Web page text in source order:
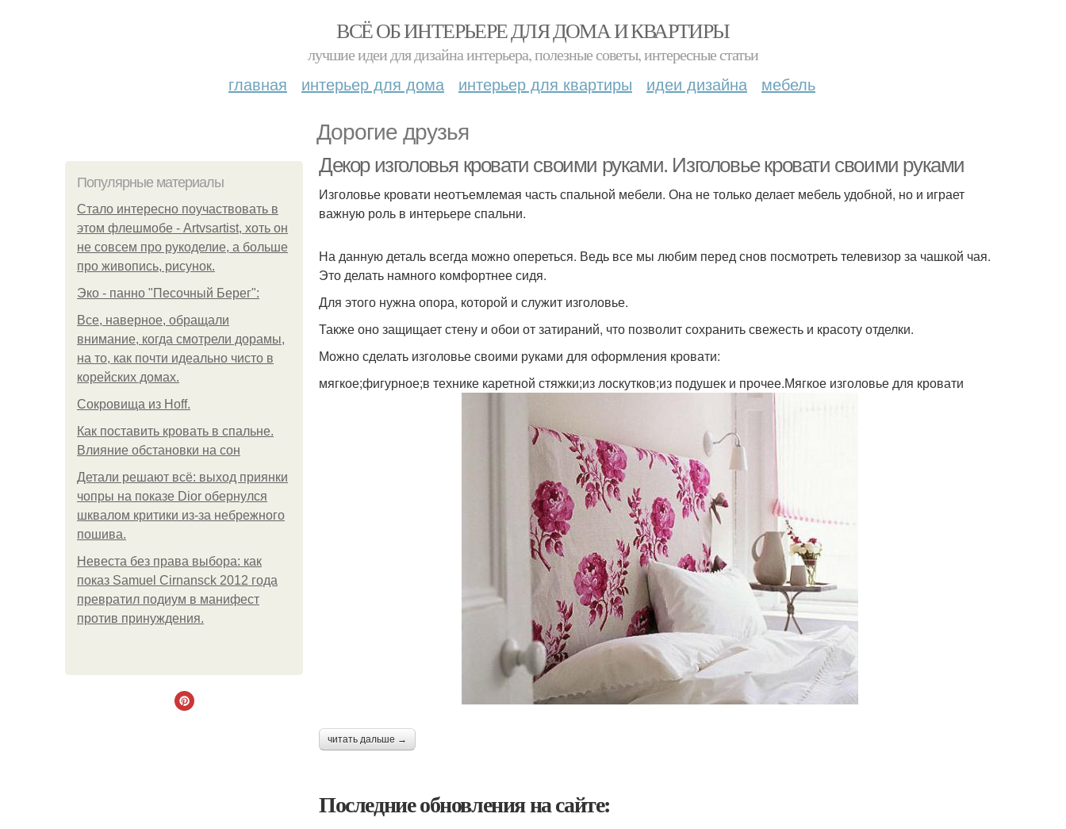
ВСЁ ОБ ИНТЕРЬЕРЕ ДЛЯ ДОМА И КВАРТИРЫ
лучшие идеи для дизайна интерьера, полезные советы, интересные статьи
главная интерьер для дома интерьер для квартиры идеи дизайна мебель
Дорогие друзья
Популярные материалы
Стало интересно поучаствовать в
этом флешмобе - Artvsartist, хоть он
не совсем про рукоделие, а больше
про живопись, рисунок.
Эко - панно "Песочный Берег":
Все, наверное, обращали
внимание, когда смотрели дорамы,
на то, как почти идеально чисто в
корейских домах.
Сокровища из Hoff.
Как поставить кровать в спальне.
Влияние обстановки на сон
Детали решают всё: выход приянки
чопры на показе Dior обернулся
шквалом критики из-за небрежного
пошива.
Невеста без права выбора: как
показ Samuel Cirnansck 2012 года
превратил подиум в манифест
против принуждения.
Декор изголовья кровати своими руками. Изголовье кровати своими руками
Изголовье кровати неотъемлемая часть спальной мебели. Она не только делает мебель удобной, но и играет
важную роль в интерьере спальни.
На данную деталь всегда можно опереться. Ведь все мы любим перед снов посмотреть телевизор за чашкой чая.
Это делать намного комфортнее сидя.
Для этого нужна опора, которой и служит изголовье.
Также оно защищает стену и обои от затираний, что позволит сохранить свежесть и красоту отделки.
Можно сделать изголовье своими руками для оформления кровати:
мягкое;фигурное;в технике каретной стяжки;из лоскутков;из подушек и прочее.Мягкое изголовье для кровати
читать дальше →
Последние обновления на сайте: